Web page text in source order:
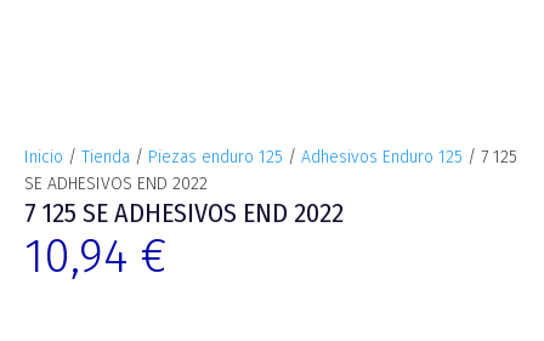
Inicio / Tienda / Piezas enduro 125 / Adhesivos Enduro 125 / 7 125
SE ADHESIVOS END 2022
7 125 SE ADHESIVOS END 2022
10,94 €